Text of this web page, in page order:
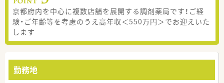
京都府内を中心に複数店舗を展開する調剤薬局です！ご経
験・ご年齢等を考慮のうえ高年収＜550万円＞でお迎えいた
します
勤務地